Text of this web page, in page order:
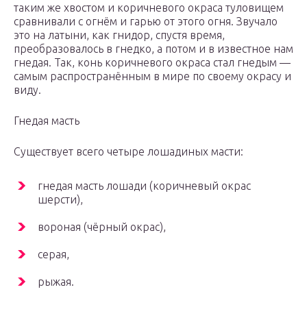
таким же хвостом и коричневого окраса туловищем
сравнивали с огнём и гарью от этого огня. Звучало
это на латыни, как гнидор, спустя время,
преобразовалось в гнедко, а потом и в известное нам
гнедая. Так, конь коричневого окраса стал гнедым —
самым распространённым в мире по своему окрасу и
виду.
Гнедая масть
Существует всего четыре лошадиных масти:
гнедая масть лошади (коричневый окрас
шерсти),
вороная (чёрный окрас),
серая,
рыжая.